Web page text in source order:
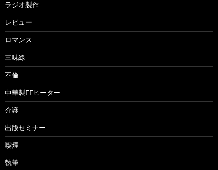
ラジオ製作
レビュー
ロマンス
三味線
不倫
中華製FFヒーター
介護
出版セミナー
喫煙
執筆